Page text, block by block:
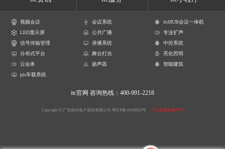
视频会议 会议系统
itcHUB会议一体机
LED显示屏
公共广播
专业扩声
信号传输管理
录播系统
中控系统
分布式平台
舞台灯光
亮化照明
云会务
扬声器
智能建筑
pis车载系统
itc官网 咨询热线：400-991-2218
Copyright © 广东保伦电子股份有限公司 粤ICP备16106620号 产品参数解释声明